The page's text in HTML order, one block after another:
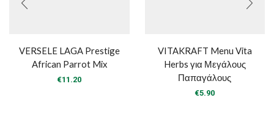
VERSELE LAGA Prestige
African Parrot Mix
€11.20
VITAKRAFT Menu Vita
Herbs για Μεγάλους
Παπαγάλους
€5.90